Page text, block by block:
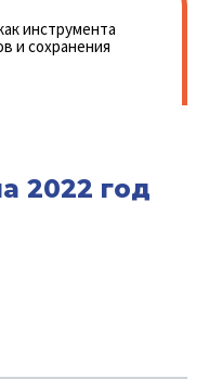
инструмента
и сохранения
2022 год